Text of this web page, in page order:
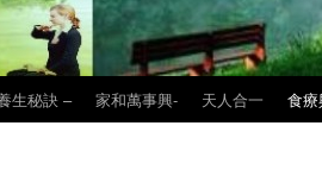
生秘訣 – 家和萬事興- 天人合一 食